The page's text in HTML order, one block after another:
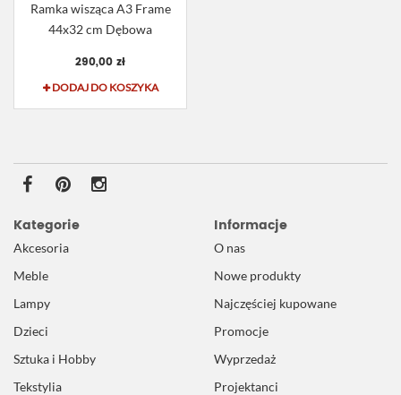
Ramka wisząca A3 Frame
44x32 cm Dębowa
290,00 zł
DODAJ DO KOSZYKA
Kategorie
Akcesoria
Meble
Lampy
Dzieci
Sztuka i Hobby
Tekstylia
Informacje
O nas
Nowe produkty
Najczęściej kupowane
Promocje
Wyprzedaż
Projektanci